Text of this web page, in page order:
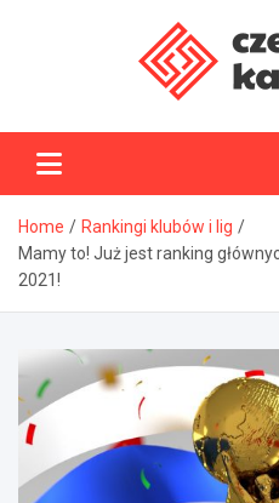
Home
Rankingi klubów i lig
Mamy to! Już jest ranking
2021!